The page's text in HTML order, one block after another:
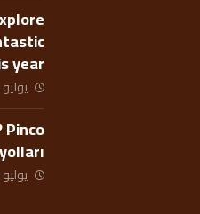
year
يوليو ٣١, ٢٠٢٦
يوليو ٢٩, ٢٠٢٦